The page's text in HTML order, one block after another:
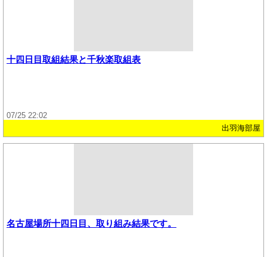
十四日目取組結果と千秋楽取組表
07/25 22:02
出羽海部屋
名古屋場所十四日目、取り組み結果です。